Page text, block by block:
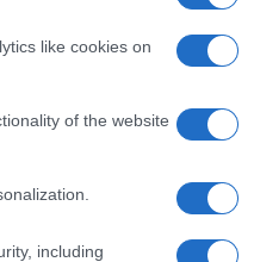
like cookies on
of the website
including